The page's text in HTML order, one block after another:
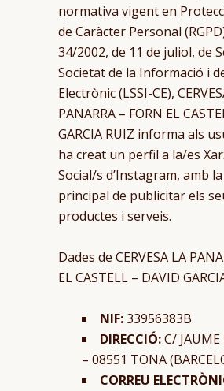
normativa vigent en
de Caràcter Personal
34/2002, de 11 de juliol, de
Societat de la Informació i
Electrònic (LSSI-CE),
PANARRA – FORN EL
GARCIA RUIZ informa als
ha creat un perfil a la/es
Social/s d’Instagram, amb
principal de publicitar els
productes i serveis.
Dades de CERVESA LA
EL CASTELL – DAVID
NIF:33956383B
DIRECCIÓ:C/
– 08551 TONA
CORREU